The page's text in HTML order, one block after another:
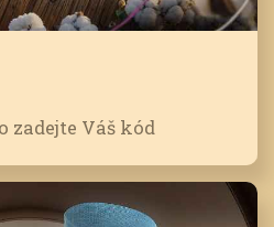
zadejte Váš kód